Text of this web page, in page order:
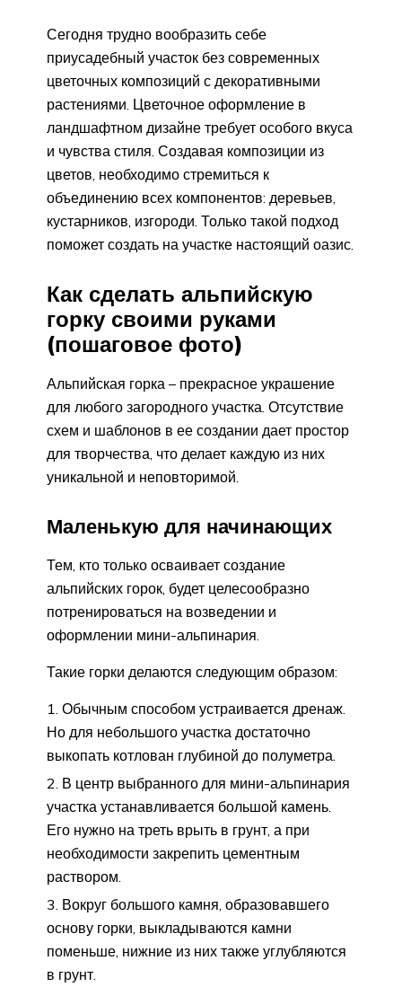
Сегодня трудно вообразить себе
приусадебный участок без современных
цветочных композиций с декоративными
растениями. Цветочное оформление в
ландшафтном дизайне требует особого вкуса
и чувства стиля. Создавая композиции из
цветов, необходимо стремиться к
объединению всех компонентов: деревьев,
кустарников, изгороди. Только такой подход
поможет создать на участке настоящий оазис.
Как сделать альпийскую
горку своими руками
(пошаговое фото)
Альпийская горка – прекрасное украшение
для любого загородного участка. Отсутствие
схем и шаблонов в ее создании дает простор
для творчества, что делает каждую из них
уникальной и неповторимой.
Маленькую для начинающих
Тем, кто только осваивает создание
альпийских горок, будет целесообразно
потренироваться на возведении и
оформлении мини-альпинария.
Такие горки делаются следующим образом:
Обычным способом устраивается дренаж.
Но для небольшого участка достаточно
выкопать котлован глубиной до полуметра.
В центр выбранного для мини-альпинария
участка устанавливается большой камень.
Его нужно на треть врыть в грунт, а при
необходимости закрепить цементным
раствором.
Вокруг большого камня, образовавшего
основу горки, выкладываются камни
поменьше, нижние из них также углубляются
в грунт.